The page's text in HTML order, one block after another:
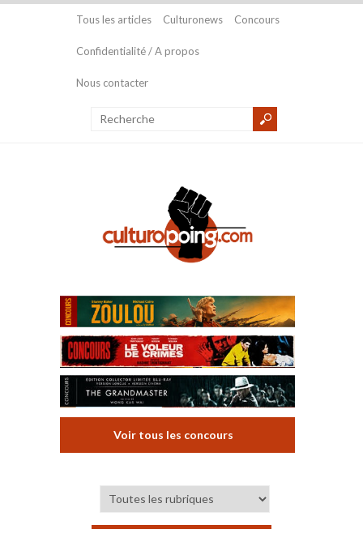
Tous les articles Culturonews Concours
Confidentialité / A propos
Nous contacter
Voir tous les concours